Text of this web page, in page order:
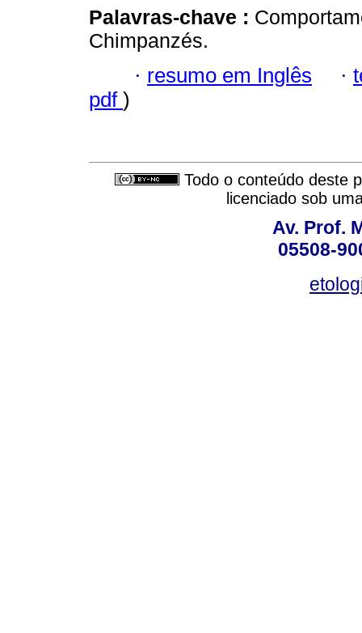
Palavras-chave :
Chimpanzés.
· resumo em Inglês ·
pdf )
Todo o conteúdo deste
licenciado sob
Av. Prof.
05508-